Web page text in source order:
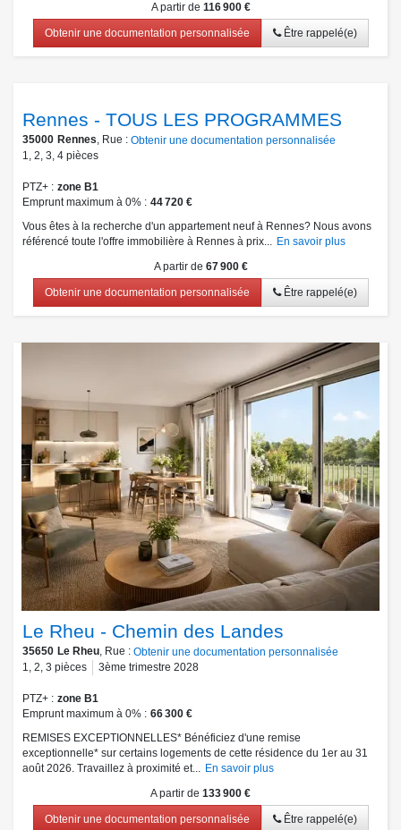
A partir de 116 900 €
Obtenir une documentation personnalisée Être rappelé(e)
Rennes - TOUS LES PROGRAMMES
35000 Rennes, Rue : Obtenir une documentation personnalisée
1, 2, 3, 4 pièces
PTZ+
zone B1
Emprunt maximum à 0%
44 720 €
Vous êtes à la recherche d'un appartement neuf à Rennes? Nous avons
référencé toute l'offre immobilière à Rennes à prix... En savoir plus
A partir de 67 900 €
Obtenir une documentation personnalisée Être rappelé(e)
Le Rheu - Chemin des Landes
35650 Le Rheu, Rue : Obtenir une documentation personnalisée
1, 2, 3 pièces 3ème trimestre 2028
PTZ+
zone B1
Emprunt maximum à 0%
66 300 €
REMISES EXCEPTIONNELLES* Bénéficiez d'une remise
exceptionnelle* sur certains logements de cette résidence du 1er au 31
août 2026. Travaillez à proximité et... En savoir plus
A partir de 133 900 €
Obtenir une documentation personnalisée Être rappelé(e)